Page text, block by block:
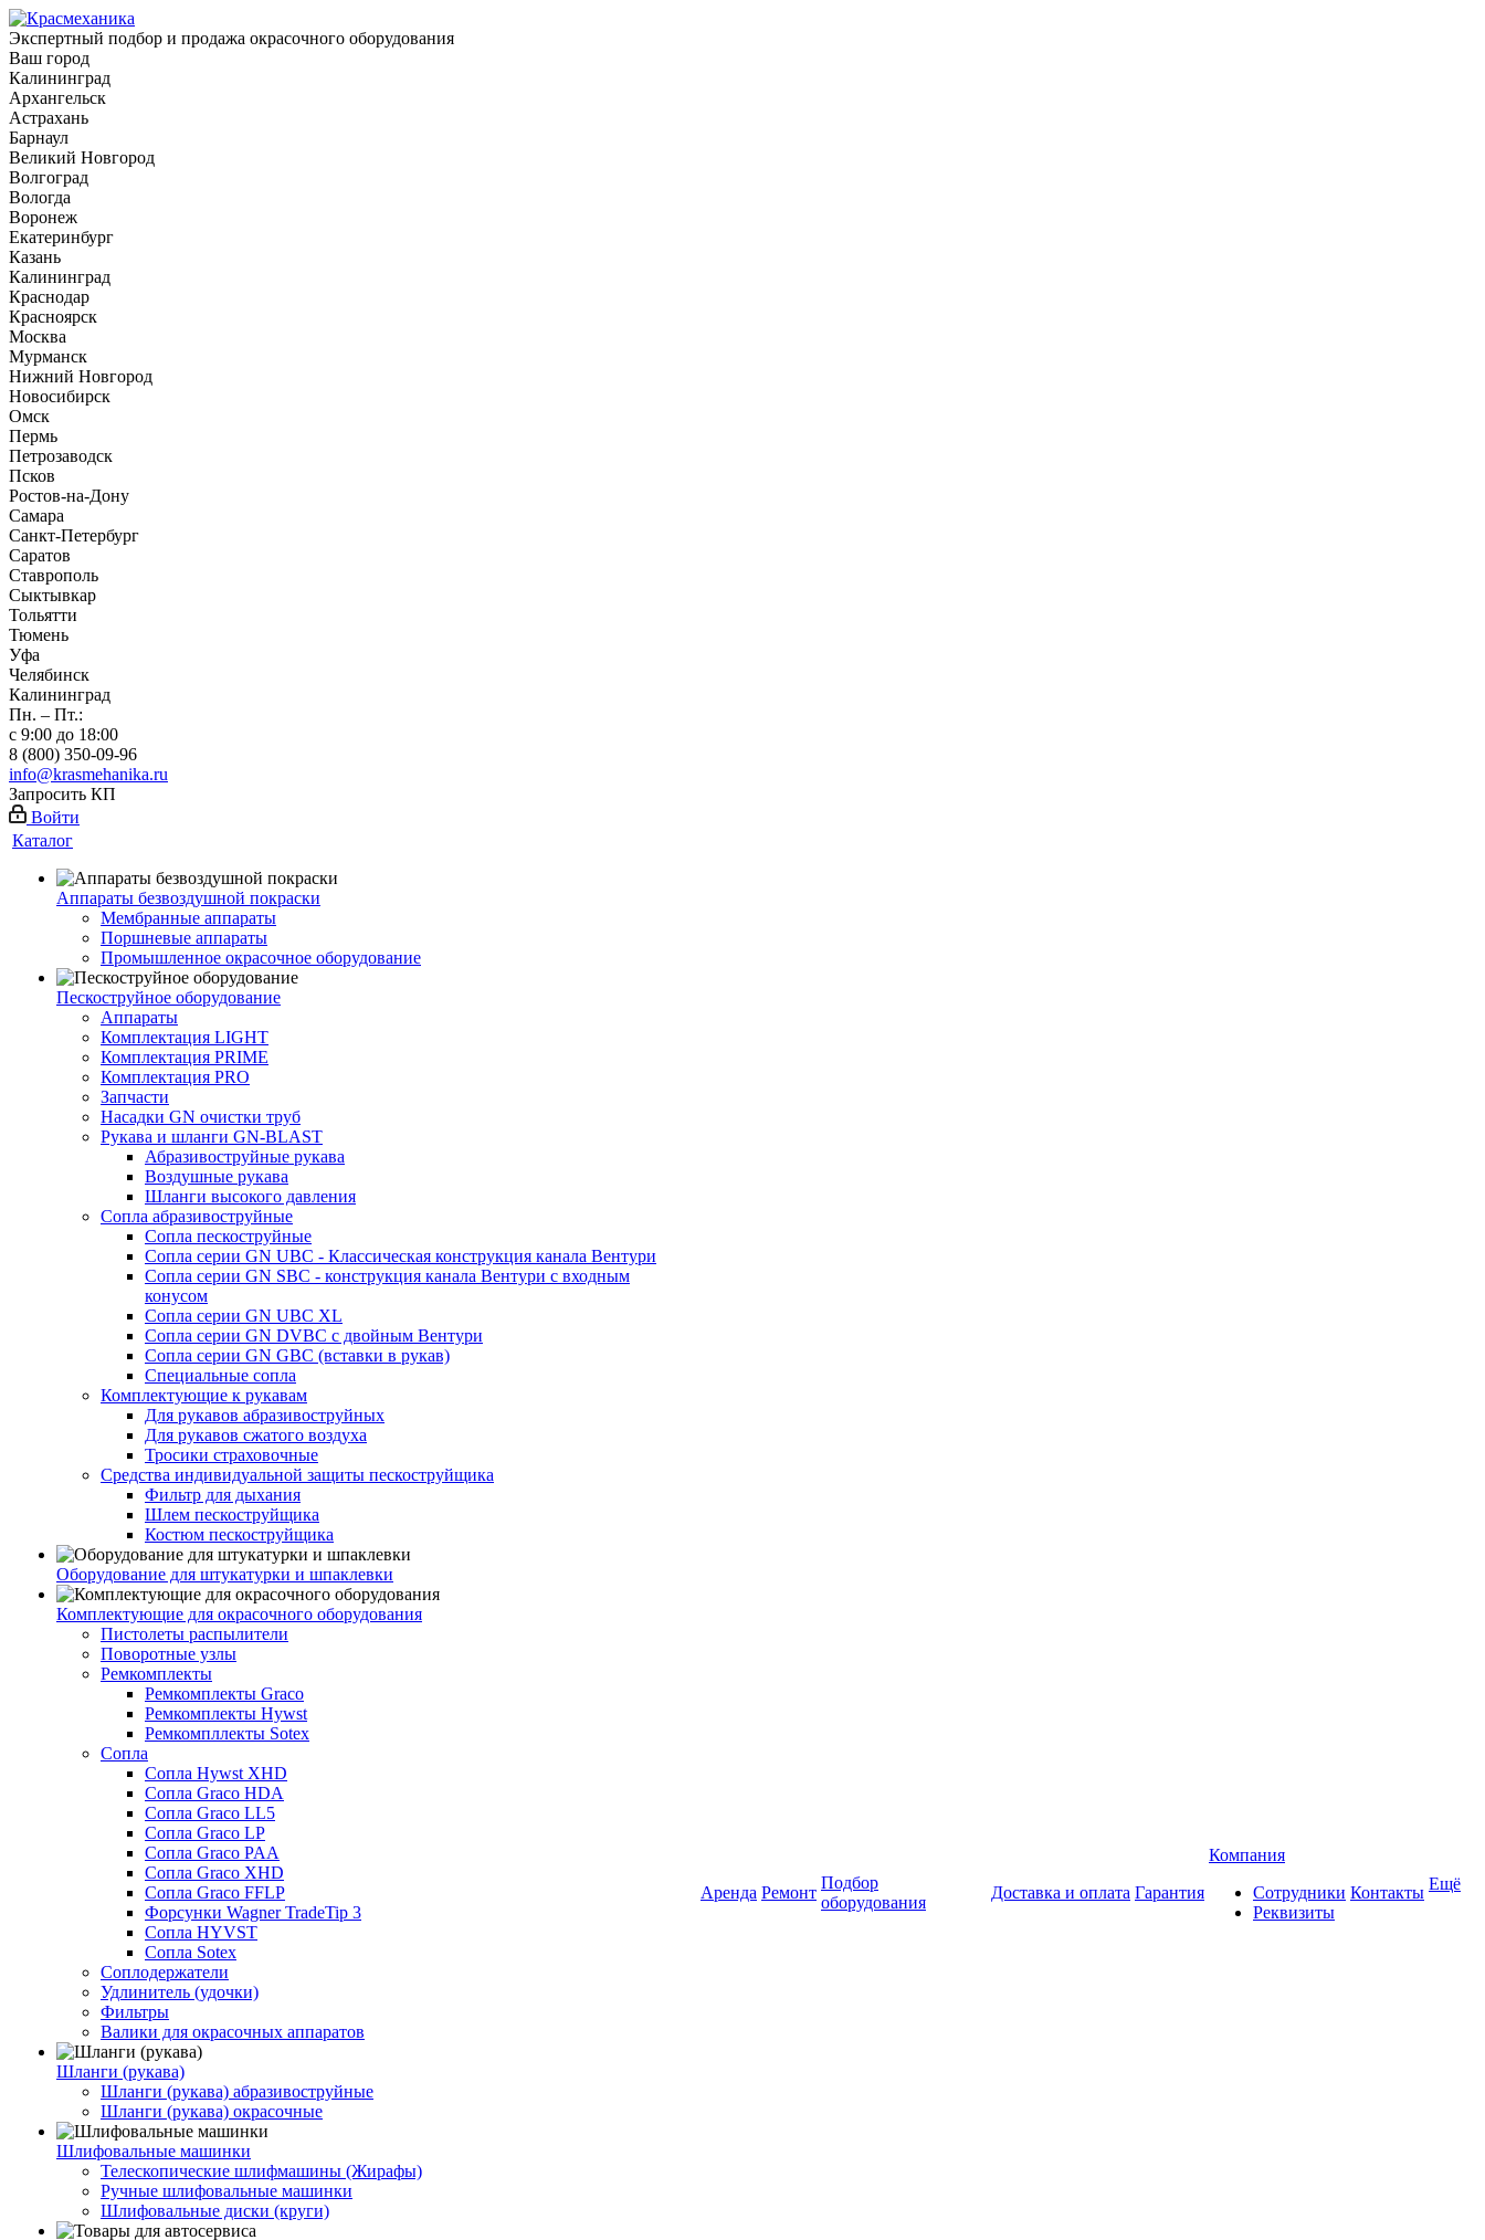
Экспертный подбор и продажа окрасочного оборудования
Ваш город
Калининград
Архангельск
Астрахань
Барнаул
Великий Новгород
Волгоград
Вологда
Воронеж
Екатеринбург
Казань
Калининград
Краснодар
Красноярск
Москва
Мурманск
Нижний Новгород
Новосибирск
Омск
Пермь
Петрозаводск
Псков
Ростов-на-Дону
Самара
Санкт-Петербург
Саратов
Ставрополь
Сыктывкар
Тольятти
Тюмень
Уфа
Челябинск
Калининград
Пн. – Пт.:
с 9:00 до 18:00
8 (800) 350-09-96
info@krasmehanika.ru
Запросить КП
Войти
Каталог
Аппараты безвоздушной покраски
Мембранные аппараты
Поршневые аппараты
Промышленное окрасочное оборудование
Пескоструйное оборудование
Аппараты
Комплектация LIGHT
Комплектация PRIME
Комплектация PRO
Запчасти
Насадки GN очистки труб
Рукава и шланги GN-BLAST
Абразивоструйные рукава
Воздушные рукава
Шланги высокого давления
Сопла абразивоструйные
Сопла пескоструйные
Сопла серии GN UBC - Классическая конструкция канала Вентури
Сопла серии GN SBC - конструкция канала Вентури c входным
конусом
Сопла серии GN UBC XL
Сопла серии GN DVBC с двойным Вентури
Сопла серии GN GBC (вставки в рукав)
Специальные сопла
Комплектующие к рукавам
Для рукавов абразивоструйных
Для рукавов сжатого воздуха
Тросики страховочные
Средства индивидуальной защиты пескоструйщика
Фильтр для дыхания
Шлем пескоструйщика
Костюм пескоструйщика
Оборудование для штукатурки и шпаклевки
Комплектующие для окрасочного оборудования
Пистолеты распылители
Поворотные узлы
Ремкомплекты
Ремкомплекты Graco
Ремкомплекты Hywst
Ремкомпллекты Sotex
Сопла
Сопла Hywst XHD
Сопла Graco HDA
Сопла Graco LL5
Сопла Graco LP
Сопла Graco PAA
Сопла Graco XHD
Сопла Graco FFLP
Форсунки Wagner TradeTip 3
Сопла HYVST
Сопла Sotex
Соплодержатели
Удлинитель (удочки)
Фильтры
Валики для окрасочных аппаратов
Шланги (рукава)
Шланги (рукава) абразивоструйные
Шланги (рукава) окрасочные
Шлифовальные машинки
Телескопические шлифмашины (Жирафы)
Ручные шлифовальные машинки
Шлифовальные диски (круги)
Аренда Ремонт
Подбор
оборудования
Доставка и оплата Гарантия
Компания
Сотрудники
Реквизиты
Контакты Ещё